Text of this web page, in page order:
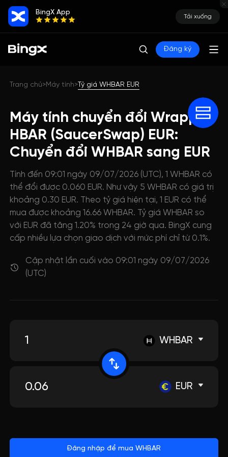
BingX App
Tải xuống
Đăng ký
Trang chủ>Máy tính>Tỷ giá WHBAR EUR
Máy tính chuyển đổi Wrapped
HBAR (SaucerSwap) EUR:
Chuyển đổi WHBAR sang EUR
Tính đến 09:01 ngày 09/07/2026 (UTC), 1 WHBAR có
thể đổi được 0.060 EUR. Như vậy 5 WHBAR có giá trị
khoảng 0.30 EUR. Theo tỷ giá hiện tại, 1 EUR có thể
mua được khoảng 16.66 WHBAR. Tỷ giá WHBAR so
với EUR đã tăng 1.20% trong 24 giờ qua. BingX cung
cấp nhiều lựa chọn giao dịch với mức phí chỉ từ 0.1%.
Cập nhật lần cuối vào 09:01 ngày 09/07/2026
(UTC)
WHBAR
EUR
Đăng nhập để mua WHBAR